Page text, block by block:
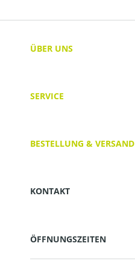
ÜBER UNS
SERVICE
BESTELLUNG & VERSAND
KONTAKT
ÖFFNUNGSZEITEN